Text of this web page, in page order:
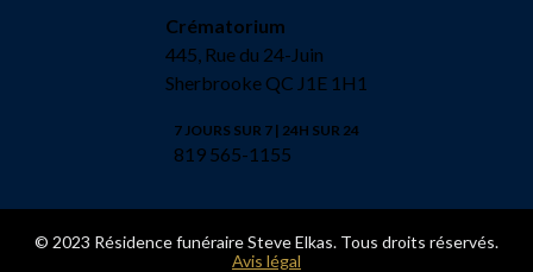
Crématorium
445, Rue du 24-Juin
Sherbrooke QC J1E 1H1
7 JOURS SUR 7 | 24H SUR 24
819 565-1155
© 2023 Résidence funéraire Steve Elkas. Tous droits réservés.
Avis légal